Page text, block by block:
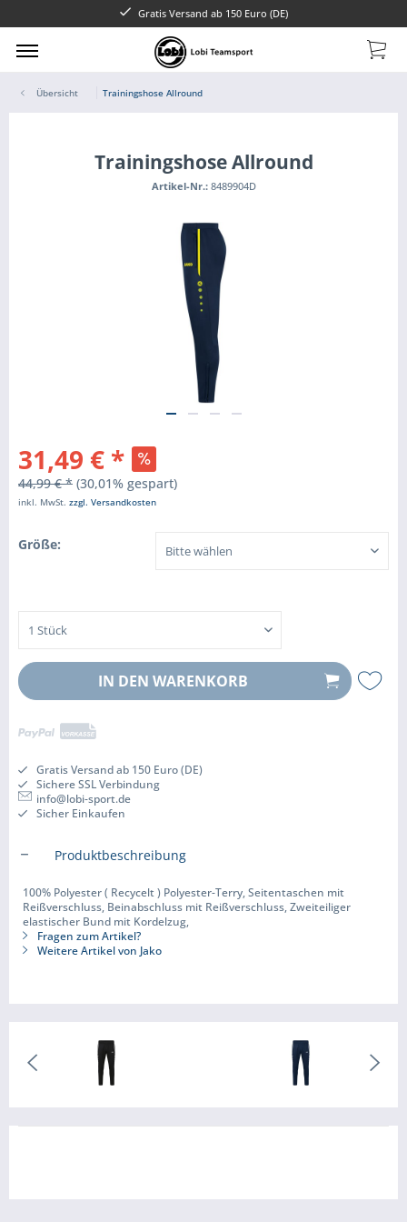
Gratis Versand ab 150 Euro (DE)
Übersicht Trainingshose Allround
Trainingshose Allround
Artikel-Nr.: 8489904D
31,49 € *
44,99 € * (30,01% gespart)
inkl. MwSt. zzgl. Versandkosten
Größe:
IN DEN WARENKORB
Gratis Versand ab 150 Euro (DE)
Sichere SSL Verbindung
info@lobi-sport.de
Sicher Einkaufen
Produktbeschreibung
100% Polyester ( Recycelt ) Polyester-Terry, Seitentaschen mit
Reißverschluss, Beinabschluss mit Reißverschluss, Zweiteiliger
elastischer Bund mit Kordelzug,
Fragen zum Artikel?
Weitere Artikel von Jako